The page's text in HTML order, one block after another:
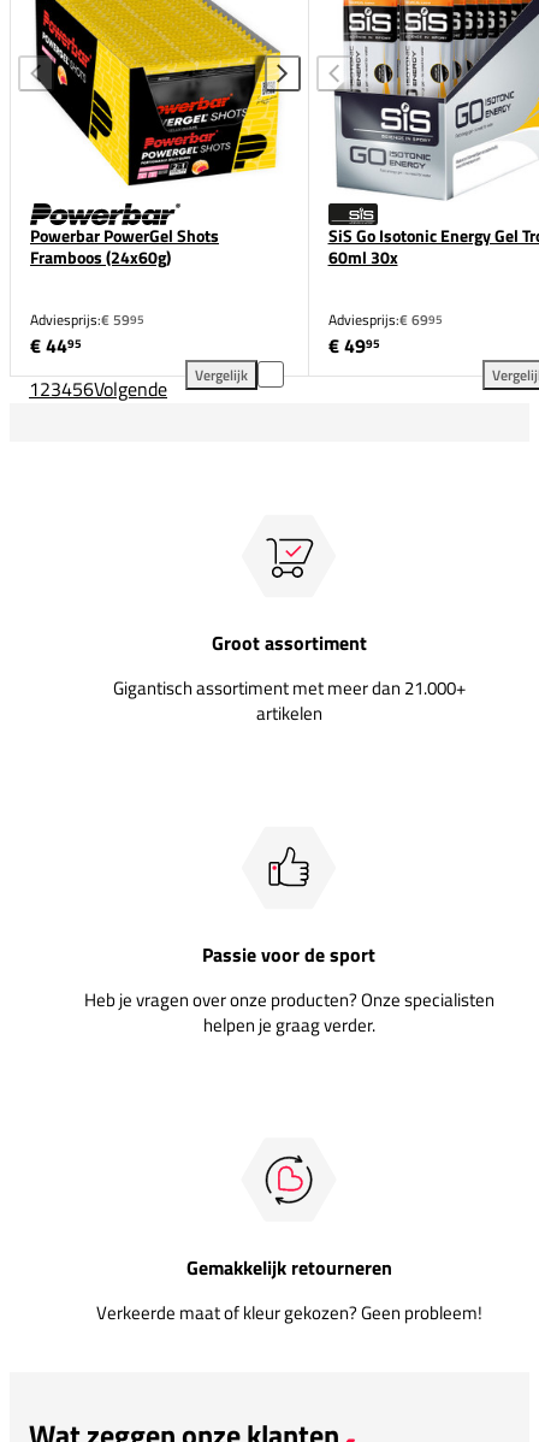
Powerbar PowerGel Shots
Framboos (24x60g)
Adviesprijs:€ 5995
€ 4495
Vergelijk
Powerbar PowerGel Shots Framboos (24x60g)
SiS Go Isotonic Energy Gel
60ml 30x
Adviesprijs:€ 6995
€ 4995
123456Volgende
Groot assortiment
Gigantisch assortiment met meer dan 21.000+
artikelen
Passie voor de sport
Heb je vragen over onze producten? Onze specialisten
helpen je graag verder.
Gemakkelijk retourneren
Verkeerde maat of kleur gekozen? Geen probleem!